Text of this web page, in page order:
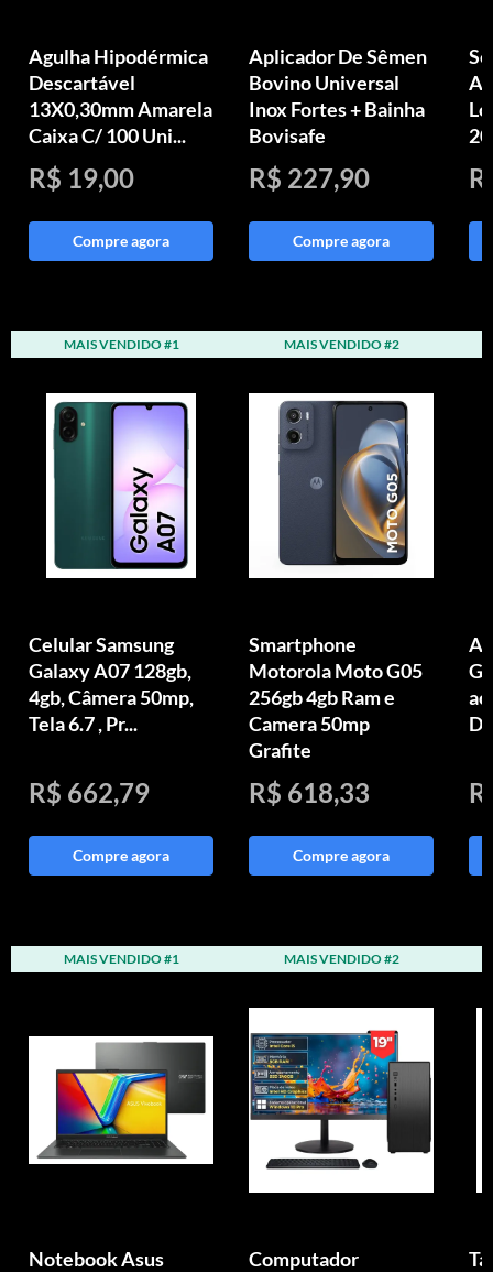
Agulha Hipodérmica
Descartável
13X0,30mm Amarela
Caixa C/ 100 Uni...
R$ 19,00
Compre agora
Aplicador De Sêmen
Bovino Universal
Inox Fortes + Bainha
Bovisafe
R$ 227,90
Compre agora
MAIS VENDIDO #1
Celular Samsung
Galaxy A07 128gb,
4gb, Câmera 50mp,
Tela 6.7 , Pr...
R$ 662,79
Compre agora
MAIS VENDIDO #2
Smartphone
Motorola Moto G05
256gb 4gb Ram e
Camera 50mp
Grafite
R$ 618,33
Compre agora
MAIS VENDIDO #1
Notebook Asus
MAIS VENDIDO #2
Computador